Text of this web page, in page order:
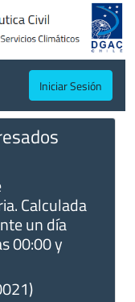
Iniciar Sesión
Calculada
un día
00:00 y